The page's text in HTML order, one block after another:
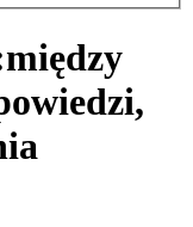
między